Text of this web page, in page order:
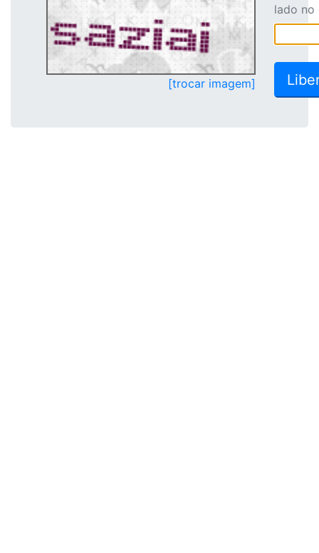
[trocar imagem]
lado no